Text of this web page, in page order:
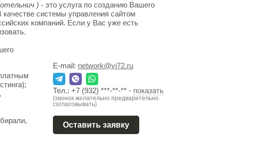
) - это услуга по созданию Вашего
системы управления сайтом
компаний. Если у Вас уже есть
E-mail: network@vj72.ru
Тел.: +7 (932) ***-**-** - показать
(звонок желательно предварительно
согласовывать)
Оставить заявку